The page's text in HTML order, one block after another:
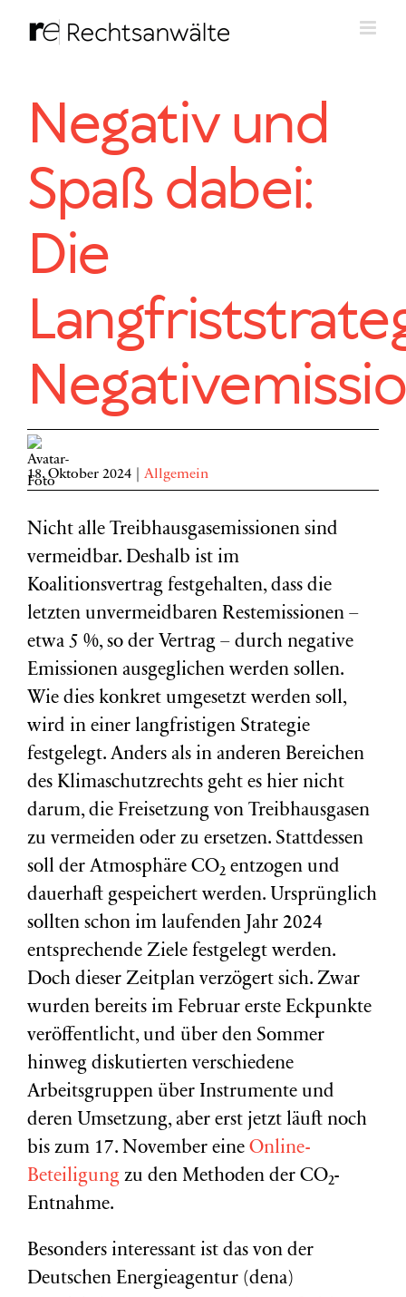
Inhalt
Negativ und
Spaß dabei:
Die
18. Oktober 2024 Allgemein
Nicht alle Treibhausgasemissionen sind
vermeidbar. Deshalb ist im
Koalitionsvertrag festgehalten, dass die
letzten unvermeidbaren Restemissionen –
etwa 5 %, so der Vertrag – durch negative
Emissionen ausgeglichen werden sollen.
Wie dies konkret umgesetzt werden soll,
wird in einer langfristigen Strategie
festgelegt. Anders als in anderen Bereichen
des Klimaschutzrechts geht es hier nicht
darum, die Freisetzung von Treibhausgasen
zu vermeiden oder zu ersetzen. Stattdessen
soll der Atmosphäre CO₂ entzogen und
dauerhaft gespeichert werden. Ursprünglich
sollten schon im laufenden Jahr 2024
entsprechende Ziele festgelegt werden.
Doch dieser Zeitplan verzögert sich. Zwar
wurden bereits im Februar erste Eckpunkte
veröffentlicht, und über den Sommer
hinweg diskutierten verschiedene
Arbeitsgruppen über Instrumente und
deren Umsetzung, aber erst jetzt läuft noch
bis zum 17. November eine Online-
Beteiligung zu den Methoden der CO₂-
Entnahme.
Besonders interessant ist das von der
Deutschen Energieagentur (dena)